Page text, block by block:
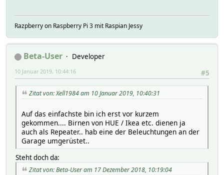
Razpberry on Raspberry Pi 3 mit Raspian Jessy
Beta-User
Developer
#5
10 Januar 2019, 10:44:16
Zitat von: Xell1984 am 10 Januar 2019, 10:40:31
Auf das einfachste bin ich erst vor kurzem
gekommen.... Birnen von HUE / Ikea etc. dienen ja
auch als Repeater.. hab eine der Beleuchtungen an der
Garage umgerüstet..
Steht doch da:
Zitat von: Beta-User am 17 Dezember 2018, 10:19:04